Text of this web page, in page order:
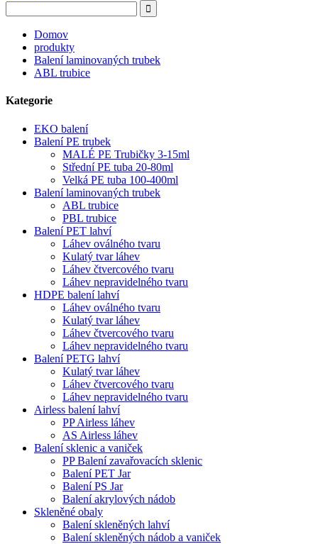
Domov
produkty
Balení laminovaných trubek
ABL trubice
Kategorie
EKO balení
Balení PE trubek
MALÉ PE Trubičky 3-15ml
Střední PE tuba 20-80ml
Velká PE tuba 100-400ml
Balení laminovaných trubek
ABL trubice
PBL trubice
Balení PET lahví
Láhev oválného tvaru
Kulatý tvar láhev
Láhev čtvercového tvaru
Láhev nepravidelného tvaru
HDPE balení lahví
Láhev oválného tvaru
Kulatý tvar láhev
Láhev čtvercového tvaru
Láhev nepravidelného tvaru
Balení PETG lahví
Kulatý tvar láhev
Láhev čtvercového tvaru
Láhev nepravidelného tvaru
Airless balení lahví
PP Airless láhev
AS Airless láhev
Balení sklenic a vaniček
PP Balení zavařovacích sklenic
Balení PET Jar
Balení PS Jar
Balení akrylových nádob
Skleněné obaly
Balení skleněných lahví
Balení skleněných nádob a vaniček